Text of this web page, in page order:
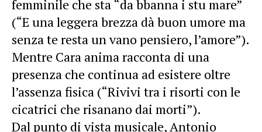
femminile che sta “da bbanna i stu mare”
(“E una leggera brezza dà buon umore ma
senza te resta un vano pensiero, l’amore”).
Mentre Cara anima racconta di una
presenza che continua ad esistere oltre
l’assenza fisica (“Rivivi tra i risorti con le
cicatrici che risanano dai morti”).
Dal punto di vista musicale, Antonio